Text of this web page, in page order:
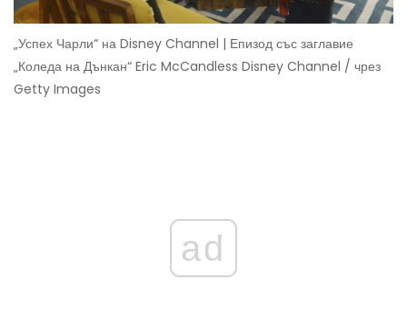
„Успех Чарли“ на Disney Channel | Епизод със заглавие
„Коледа на Дънкан“ Eric McCandless Disney Channel / чрез
Getty Images
ad